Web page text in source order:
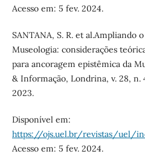
Acesso em: 5 fev. 2024.
SANTANA, S. R. et al.Ampliando
Museologia: considerações
para ancoragem epistêmica da
& Informação, Londrina, v. 28, n.
2023.
Disponível em:
https://ojs.uel.br/revistas/uel/
Acesso em: 5 fev. 2024.